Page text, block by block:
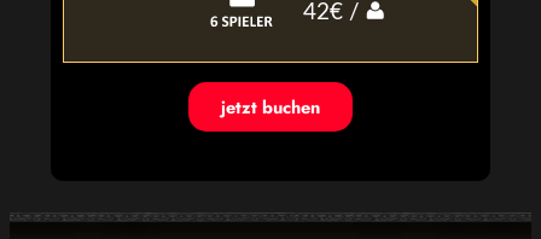
42€ /
jetzt buchen